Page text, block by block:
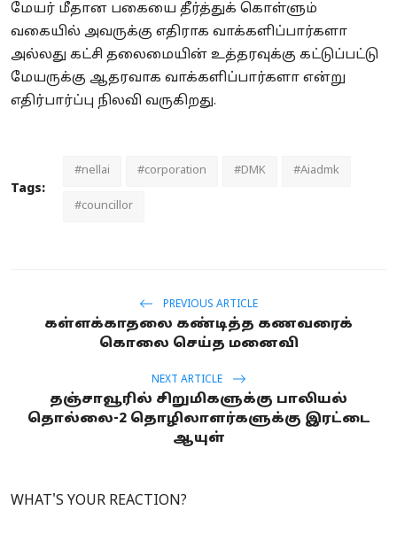
மேயர் மீதான பகையை தீர்த்துக் கொள்ளும்
வகையில் அவருக்கு எதிராக வாக்களிப்பார்களா
அல்லது கட்சி தலைமையின் உத்தரவுக்கு கட்டுப்பட்டு
மேயருக்கு ஆதரவாக வாக்களிப்பார்களா என்று
எதிர்பார்ப்பு நிலவி வருகிறது.
Tags:
#nellai #corporation #DMK #Aiadmk
#councillor
PREVIOUS ARTICLE
கள்ளக்காதலை கண்டித்த கணவரைக்
கொலை செய்த மனைவி
NEXT ARTICLE
தஞ்சாவூரில் சிறுமிகளுக்கு பாலியல்
தொல்லை-2 தொழிலாளர்களுக்கு இரட்டை
ஆயுள்
WHAT'S YOUR REACTION?